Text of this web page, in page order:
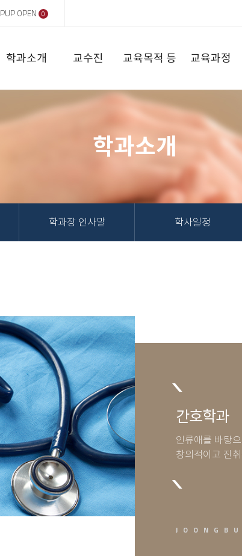
OPEN 0
학과소개 교수진 교육목적 등 교육과정
학과소개
학과장 인사말 학사일정
간호학과
인류애를 바탕
창의적이고 진